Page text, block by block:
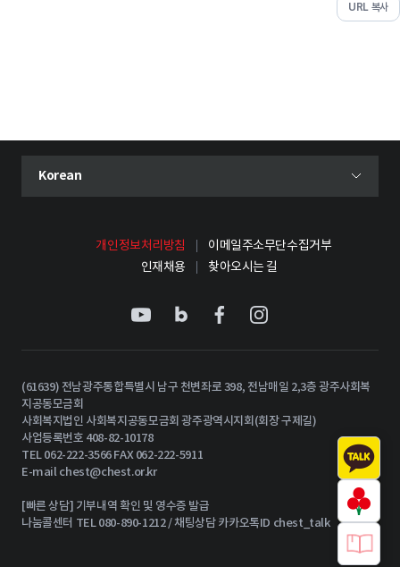
URL 복사
언어 선택 메뉴 열기
현재 선택된 언어
Korean
개인정보처리방침
이메일주소무단수집거부
인재채용
찾아오시는 길
(61639) 전남광주통합특별시 남구 천변좌로 398, 전남매일 2,3층 광주사회복
지공동모금회
사회복지법인 사회복지공동모금회 광주광역시지회(회장 구제길)
사업등록번호 408-82-10178
TEL 062-222-3566 FAX 062-222-5911
E-mailchest@chest.or.kr
[빠른 상담] 기부내역 확인 및 영수증 발급
나눔콜센터 TEL 080-890-1212 / 채팅상담 카카오톡ID chest_talk